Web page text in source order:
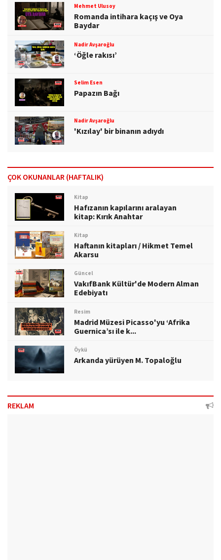
Mehmet Ulusoy
Romanda intihara kaçış ve Oya
Baydar
Nadir Avşaroğlu
‘Öğle rakısı’
Selim Esen
Papazın Bağı
Nadir Avşaroğlu
'Kızılay' bir binanın adıydı
ÇOK OKUNANLAR (HAFTALIK)
Kitap
Hafızanın kapılarını aralayan
kitap: Kırık Anahtar
Kitap
Haftanın kitapları / Hikmet Temel
Akarsu
Güncel
VakıfBank Kültür'de Modern Alman
Edebiyatı
Resim
Madrid Müzesi Picasso'yu ‘Afrika
Guernica’sı ile k...
Öykü
Arkanda yürüyen M. Topaloğlu
REKLAM